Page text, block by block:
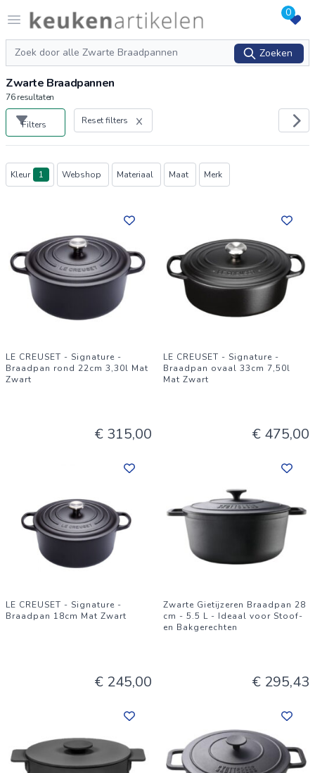
Open menu
Logo keukenartikelen.com 0
Zoeken
Zoeken
Zwarte Braadpannen
76resultaten
Filters Reset filters
Producten
Kleur 1 Webshop Materiaal Maat Merk
LE CREUSET - Signature -
Braadpan rond 22cm 3,30l Mat
Zwart
€ 315,00
LE CREUSET - Signature -
Braadpan ovaal 33cm 7,50l
Mat Zwart
€ 475,00
LE CREUSET - Signature -
Braadpan 18cm Mat Zwart
€ 245,00
Zwarte Gietijzeren Braadpan 28
cm - 5.5 L - Ideaal voor Stoof-
en Bakgerechten
€ 295,43